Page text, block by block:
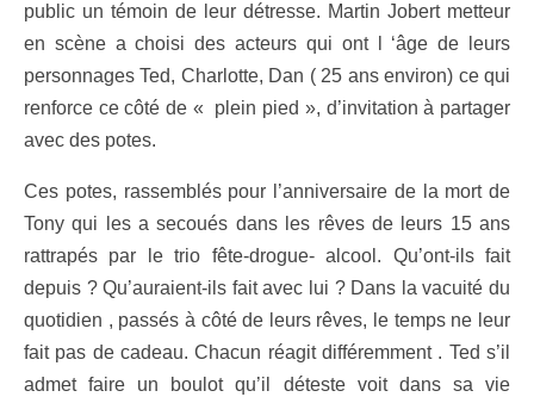
public un témoin de leur détresse. Martin Jobert metteur
en scène a choisi des acteurs qui ont l ‘âge de leurs
personnages Ted, Charlotte, Dan ( 25 ans environ) ce qui
renforce ce côté de « plein pied », d’invitation à partager
avec des potes.
Ces potes, rassemblés pour l’anniversaire de la mort de
Tony qui les a secoués dans les rêves de leurs 15 ans
rattrapés par le trio fête-drogue- alcool. Qu’ont-ils fait
depuis ? Qu’auraient-ils fait avec lui ? Dans la vacuité du
quotidien , passés à côté de leurs rêves, le temps ne leur
fait pas de cadeau. Chacun réagit différemment . Ted s’il
admet faire un boulot qu’il déteste voit dans sa vie